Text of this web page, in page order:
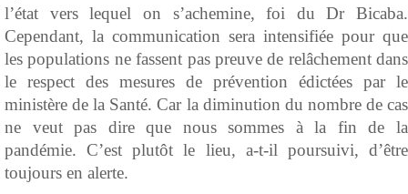
l’état vers lequel on s’achemine, foi du Dr Bicaba.
Cependant, la communication sera intensifiée pour que
les populations ne fassent pas preuve de relâchement dans
le respect des mesures de prévention édictées par le
ministère de la Santé. Car la diminution du nombre de cas
ne veut pas dire que nous sommes à la fin de la
pandémie. C’est plutôt le lieu, a-t-il poursuivi, d’être
toujours en alerte.